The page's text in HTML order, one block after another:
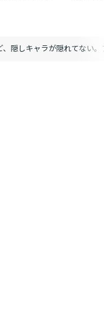
隠しキャラが隠れてない